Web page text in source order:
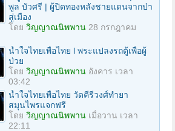
พูล บัวศรี | ผู้ปิดทองหลังชายแดนจากป่า
สู่เมือง
โดย วิญญาณนิพพาน 28 กรกฎาคม
น้ำใจไทยเพื่อไทย l พระแปลงรถตู้เพื่อผู้
ป่วย
โดย วิญญาณนิพพาน อังคาร เวลา
03:42
น้ำใจไทยเพื่อไทย วัดคีรีวงศ์ทำยา
สมุนไพรแจกฟรี
โดย วิญญาณนิพพาน เมื่อวาน เวลา
22:11